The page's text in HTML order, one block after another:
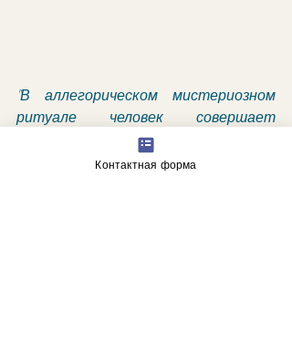
"В аллегорическом мистериозном
ритуале человек совершает
богослужение. Вовлеченность
индивидуума в издревле
Контактная форма